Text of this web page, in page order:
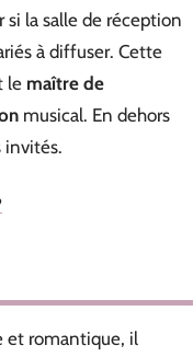
la salle de réception
à diffuser. Cette
le maître de
musical. En dehors
invités.
et romantique, il